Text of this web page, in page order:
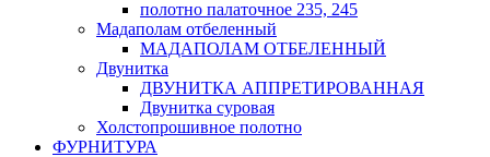
полотно палаточное 235, 245
Мадаполам отбеленный
МАДАПОЛАМ ОТБЕЛЕННЫЙ
Двунитка
ДВУНИТКА АППРЕТИРОВАННАЯ
Двунитка суровая
Холстопрошивное полотно
ФУРНИТУРА